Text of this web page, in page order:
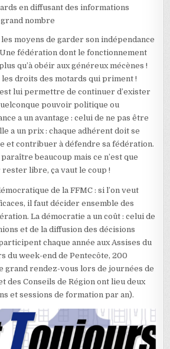
en diffusant des informations
nombre
les moyens de garder son indépendance
fédération dont le fonctionnement
qu’à obéir aux généreux mécènes !
les droits des motards qui priment !
lui permettre de continuer d’exister
pouvoir politique ou
a un avantage : celui de ne pas être
a un prix : chaque adhérent doit se
et contribuer à défendre sa fédération.
beaucoup mais ce n’est que
libre, ça vaut le coup !
de la FFMC : si l’on veut
il faut décider ensemble des
La démocratie a un coût : celui de
et de la diffusion des décisions
chaque année aux Assises du
du week-end de Pentecôte, 200
grand rendez-vous lors de journées de
des Conseils de Région ont lieu deux
et sessions de formation par an).